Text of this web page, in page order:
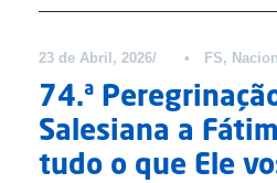
23 de Abril, 2026 • FS,
74.ª
Salesiana a
tudo o que Ele